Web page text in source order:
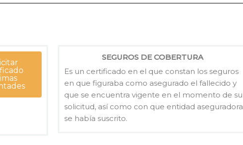
SEGUROS DE COBERTURA
Es un certificado en el que constan los seguros
en que figuraba como asegurado el fallecido y
que se encuentra vigente en el momento de su
solicitud, así como con que entidad aseguradora
se había suscrito.